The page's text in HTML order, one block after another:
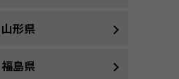
山形県
福島県